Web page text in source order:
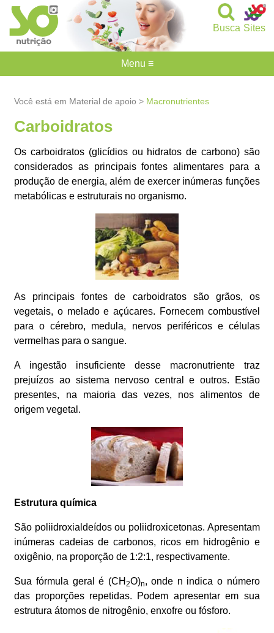
Sites
Busca
Você está em Material de apoio > Macronutrientes
Carboidratos
Os carboidratos (glicídios ou hidratos de carbono) são
considerados as principais fontes alimentares para a
produção de energia, além de exercer inúmeras funções
metabólicas e estruturais no organismo.
As principais fontes de carboidratos são grãos, os
vegetais, o melado e açúcares. Fornecem combustível
para o cérebro, medula, nervos periféricos e células
vermelhas para o sangue.
A ingestão insuficiente desse macronutriente traz
prejuízos ao sistema nervoso central e outros. Estão
presentes, na maioria das vezes, nos alimentos de
origem vegetal.
Estrutura química
São poliidroxialdeídos ou poliidroxicetonas. Apresentam
inúmeras cadeias de carbonos, ricos em hidrogênio e
oxigênio, na proporção de 1:2:1, respectivamente.
Sua fórmula geral é (CH 2O)n, onde n indica o número
das proporções repetidas. Podem apresentar em sua
estrutura átomos de nitrogênio, enxofre ou fósforo.